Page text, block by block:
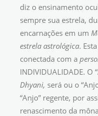
diz o ensinamento
sempre sua estrela,
encarnações em um
estrela astrológica.
conectada com a
INDIVIDUALIDADE. O
Dhyani, será ou o
“Anjo” regente, por
renascimento da